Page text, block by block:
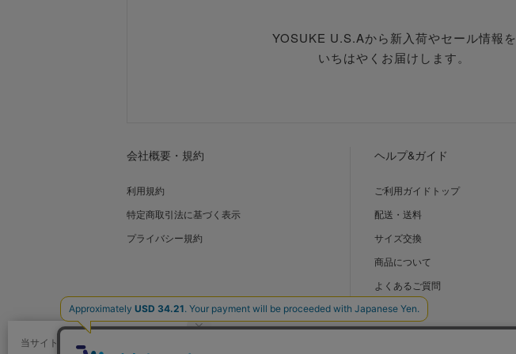
YOSUKE U.S.Aから新入荷やセール情報を
いちはやくお届けします。
会社概要・規約
利用規約
特定商取引法に基づく表示
プライバシー規約
ヘルプ&ガイド
ご利用ガイドトップ
配送・送料
サイズ交換
商品について
よくあるご質問
当サイトではCookieを使用します。